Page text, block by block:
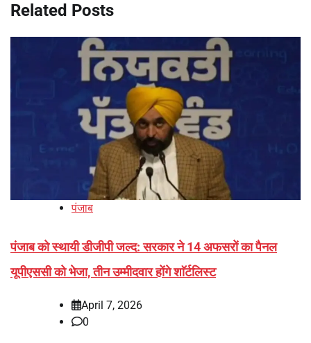
Related Posts
पंजाब
पंजाब को स्थायी डीजीपी जल्द: सरकार ने 14 अफसरों का पैनल
यूपीएससी को भेजा, तीन उम्मीदवार होंगे शाॅर्टलिस्ट
April 7, 2026
0